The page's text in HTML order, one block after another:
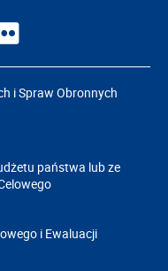
i Spraw Obronnych
państwa lub ze
i Ewaluacji